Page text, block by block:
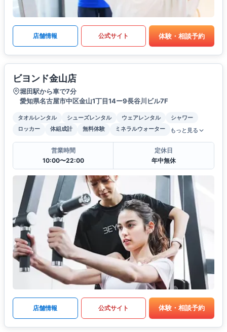
店舗情報 公式サイト 体験・相談予約
ビヨンド金山店
堀田駅から車で7分
愛知県名古屋市中区金山1丁目14ー9長谷川ビル7F
タオルレンタル シューズレンタル ウェアレンタル
シャワー
ロッカー
体組成計 無料体験 ミネラルウォーター もっと見る
営業時間
10:00〜22:00
定休日
年中無休
店舗情報 公式サイト 体験・相談予約